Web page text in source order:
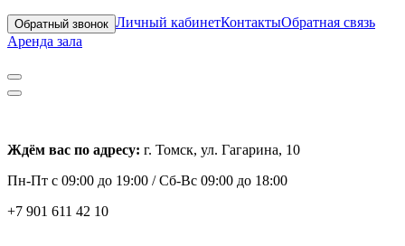
Обратный звонок Личный кабинетКонтактыОбратная связь
Аренда зала
Ждём вас по адресу: г. Томск, ул. Гагарина, 10
Пн-Пт с 09:00 до 19:00 /Сб-Вс 09:00 до 18:00
+7 901 611 42 10